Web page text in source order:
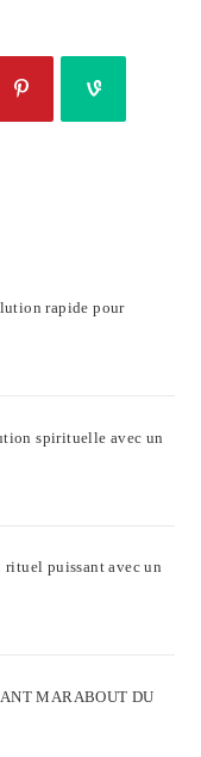
rapide pour
spirituelle avec un
rituel puissant avec un
MARABOUT DU